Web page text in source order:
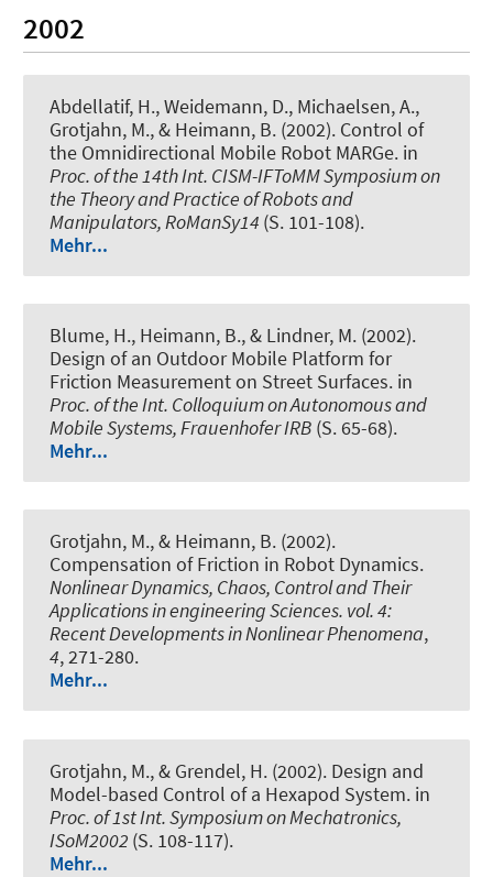
2002
Abdellatif, H., Weidemann, D., Michaelsen, A.,
Grotjahn, M., & Heimann, B. (2002). Control of
the Omnidirectional Mobile Robot MARGe. in
Proc. of the 14th Int. CISM-IFToMM Symposium on
the Theory and Practice of Robots and
Manipulators, RoManSy14 (S. 101-108).
Mehr...
Blume, H., Heimann, B., & Lindner, M. (2002).
Design of an Outdoor Mobile Platform for
Friction Measurement on Street Surfaces. in
Proc. of the Int. Colloquium on Autonomous and
Mobile Systems, Frauenhofer IRB (S. 65-68).
Mehr...
Grotjahn, M., & Heimann, B. (2002).
Compensation of Friction in Robot Dynamics.
Nonlinear Dynamics, Chaos, Control and Their
Applications in engineering Sciences. vol. 4:
Recent Developments in Nonlinear Phenomena,
4, 271-280.
Mehr...
Grotjahn, M., & Grendel, H. (2002). Design and
Model-based Control of a Hexapod System. in
Proc. of 1st Int. Symposium on Mechatronics,
ISoM2002 (S. 108-117).
Mehr...